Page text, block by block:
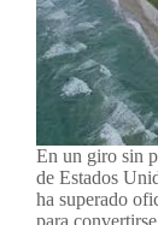
En un giro sin
de Estados
ha superado
para